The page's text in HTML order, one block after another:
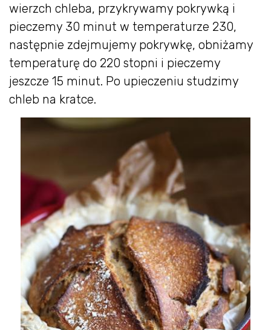
wierzch chleba, przykrywamy pokrywką i
pieczemy 30 minut w temperaturze 230,
następnie zdejmujemy pokrywkę, obniżamy
temperaturę do 220 stopni i pieczemy
jeszcze 15 minut. Po upieczeniu studzimy
chleb na kratce.